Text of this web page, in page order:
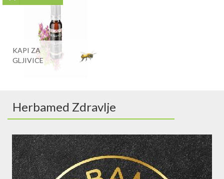
KAPI ZA
GLJIVICE
Herbamed Zdravlje